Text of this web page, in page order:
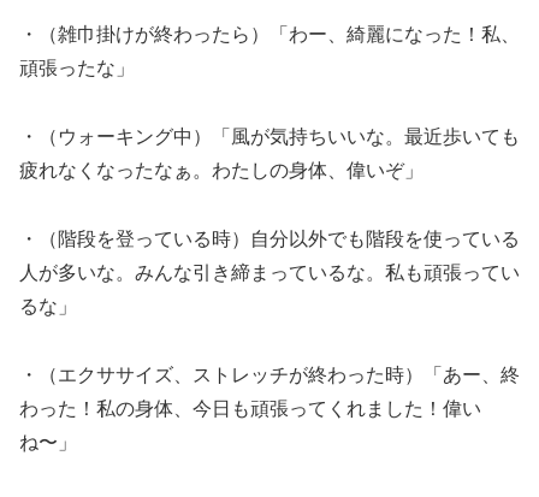
・（雑巾掛けが終わったら）「わー、綺麗になった！私、
頑張ったな」
・（ウォーキング中）「風が気持ちいいな。最近歩いても
疲れなくなったなぁ。わたしの身体、偉いぞ」
・（階段を登っている時）自分以外でも階段を使っている
人が多いな。みんな引き締まっているな。私も頑張ってい
るな」
・（エクササイズ、ストレッチが終わった時）「あー、終
わった！私の身体、今日も頑張ってくれました！偉い
ね〜」